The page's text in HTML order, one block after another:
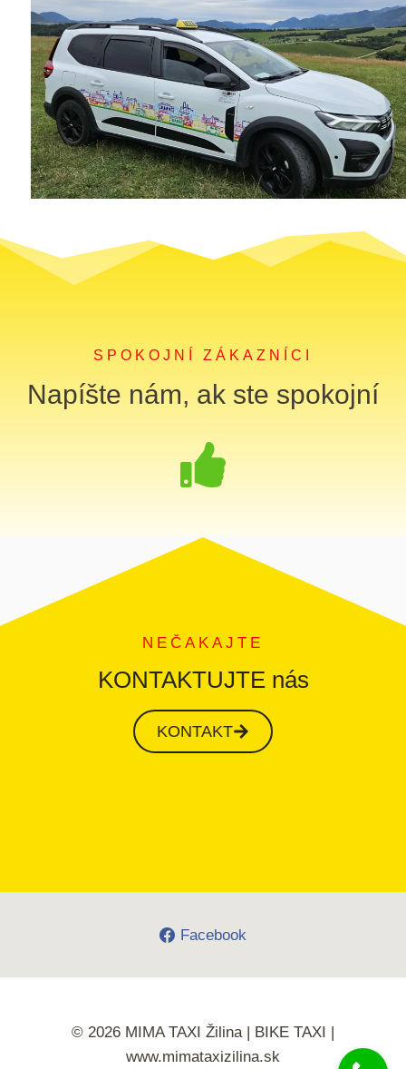
SPOKOJNÍ ZÁKAZNÍCI
Napíšte nám, ak ste spokojní
NEČAKAJTE
KONTAKTUJTE nás
KONTAKT
Facebook
© 2026 MIMA TAXI Žilina | BIKE TAXI |
www.mimataxizilina.sk